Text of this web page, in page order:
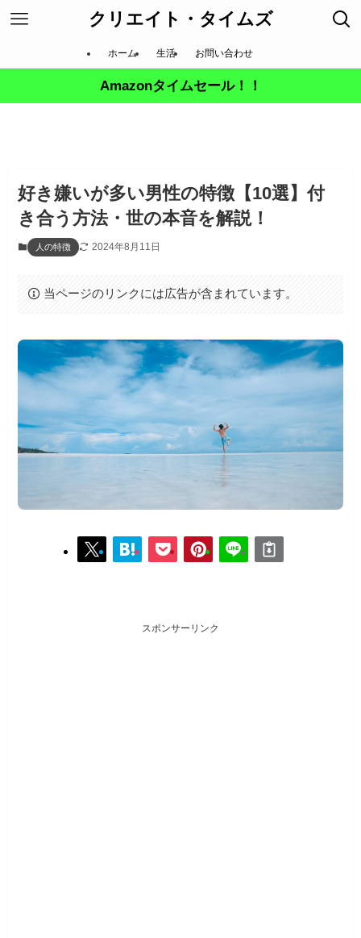
クリエイト・タイムズ
ホーム 生活 お問い合わせ
Amazonタイムセール！！
好き嫌いが多い男性の特徴【10選】付
き合う方法・世の本音を解説！
人の特徴 2024年8月11日
当ページのリンクには広告が含まれています。
スポンサーリンク